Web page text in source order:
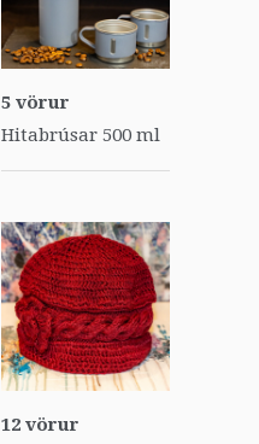
5 vörur
Hitabrúsar 500 ml
12 vörur